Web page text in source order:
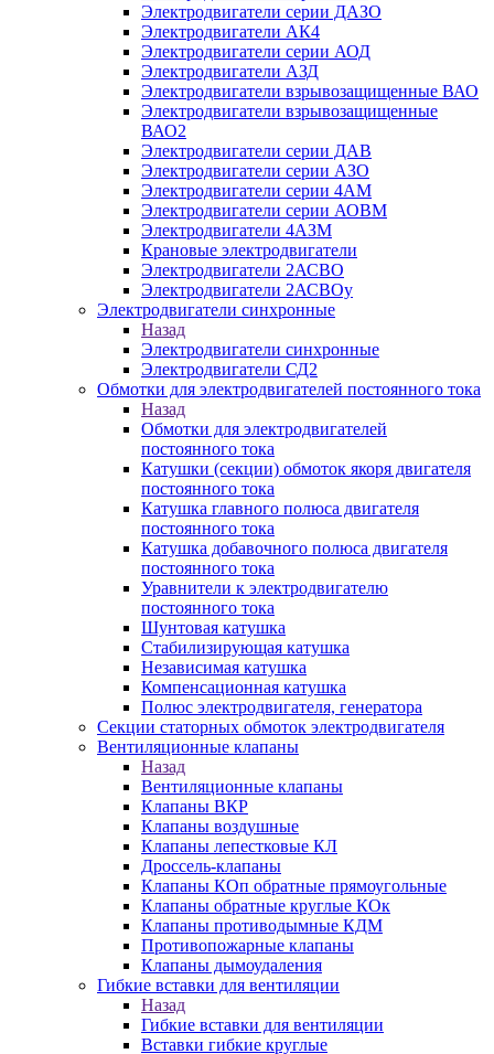
Электродвигатели серии ДАЗО
Электродвигатели АК4
Электродвигатели серии АОД
Электродвигатели АЗД
Электродвигатели взрывозащищенные ВАО
Электродвигатели взрывозащищенные
ВАО2
Электродвигатели серии ДАВ
Электродвигатели серии АЗО
Электродвигатели серии 4АМ
Электродвигатели серии АОВМ
Электродвигатели 4АЗМ
Крановые электродвигатели
Электродвигатели 2АСВО
Электродвигатели 2АСВОу
Электродвигатели синхронные
Назад
Электродвигатели синхронные
Электродвигатели СД2
Обмотки для электродвигателей постоянного тока
Назад
Обмотки для электродвигателей
постоянного тока
Катушки (секции) обмоток якоря двигателя
постоянного тока
Катушка главного полюса двигателя
постоянного тока
Катушка добавочного полюса двигателя
постоянного тока
Уравнители к электродвигателю
постоянного тока
Шунтовая катушка
Стабилизирующая катушка
Независимая катушка
Компенсационная катушка
Полюс электродвигателя, генератора
Секции статорных обмоток электродвигателя
Вентиляционные клапаны
Назад
Вентиляционные клапаны
Клапаны ВКР
Клапаны воздушные
Клапаны лепестковые КЛ
Дроссель-клапаны
Клапаны КОп обратные прямоугольные
Клапаны обратные круглые КОк
Клапаны противодымные КДМ
Противопожарные клапаны
Клапаны дымоудаления
Гибкие вставки для вентиляции
Назад
Гибкие вставки для вентиляции
Вставки гибкие круглые